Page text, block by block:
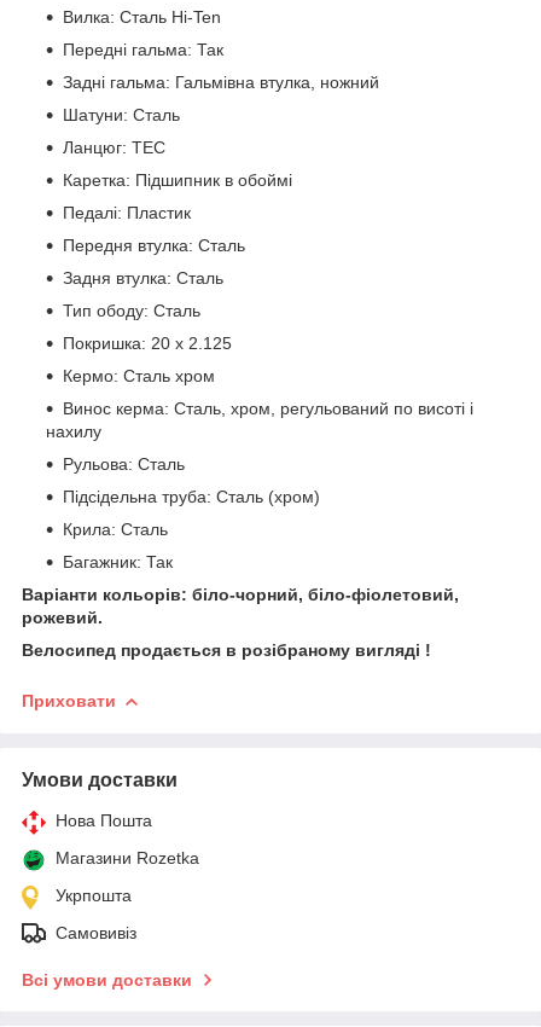
Вилка: Сталь Hi-Ten
Передні гальма: Так
Задні гальма: Гальмівна втулка, ножний
Шатуни: Сталь
Ланцюг: ТЕС
Каретка: Підшипник в обоймі
Педалі: Пластик
Передня втулка: Сталь
Задня втулка: Сталь
Тип ободу: Сталь
Покришка: 20 х 2.125
Кермо: Сталь хром
Винос керма: Сталь, хром, регульований по висоті і
нахилу
Рульова: Сталь
Підсідельна труба: Сталь (хром)
Крила: Сталь
Багажник: Так
Варіанти кольорів: біло-чорний, біло-фіолетовий,
рожевий.
Велосипед продається в розібраному вигляді !
Приховати
Умови доставки
Нова Пошта
Магазини Rozetka
Укрпошта
Самовивіз
Всі умови доставки